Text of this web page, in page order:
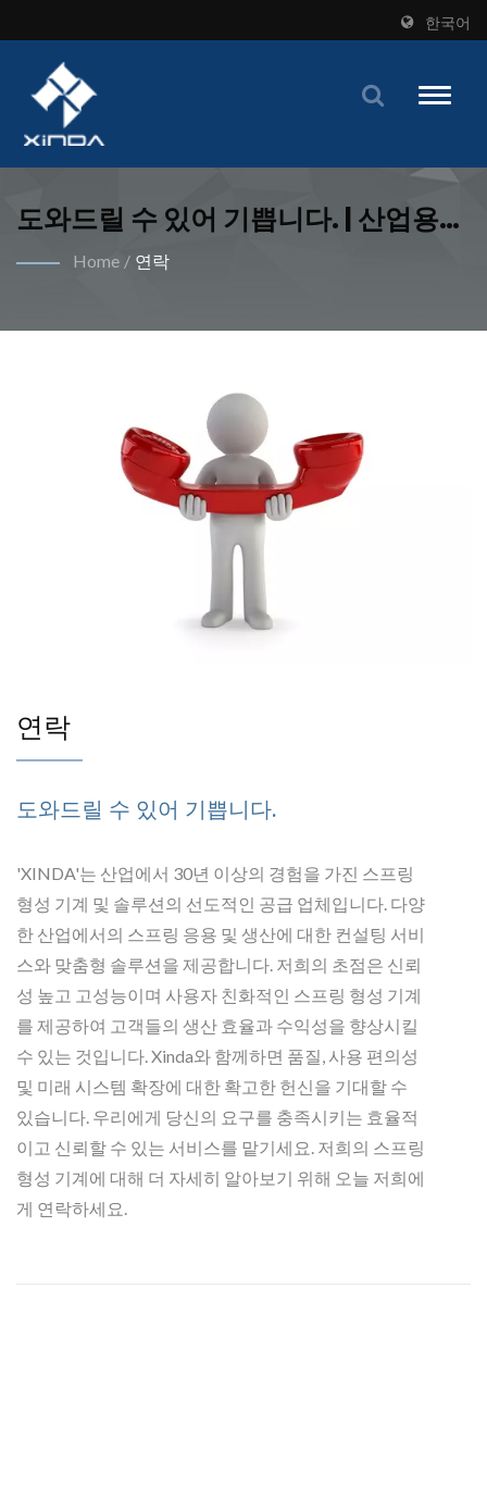
한국어
Toggle
도와드릴 수 있어 기쁩니다. | 산업용
구매자를 위한 캠리스 스프링 형성 기
Home / 연락
연락
도와드릴 수 있어 기쁩니다.
'XINDA'는 산업에서 30년 이상의 경험을 가진 스프링
형성 기계 및 솔루션의 선도적인 공급 업체입니다. 다양
한 산업에서의 스프링 응용 및 생산에 대한 컨설팅 서비
스와 맞춤형 솔루션을 제공합니다. 저희의 초점은 신뢰
성 높고 고성능이며 사용자 친화적인 스프링 형성 기계
를 제공하여 고객들의 생산 효율과 수익성을 향상시킬
수 있는 것입니다. Xinda와 함께하면 품질, 사용 편의성
및 미래 시스템 확장에 대한 확고한 헌신을 기대할 수
있습니다. 우리에게 당신의 요구를 충족시키는 효율적
이고 신뢰할 수 있는 서비스를 맡기세요. 저희의 스프링
형성 기계에 대해 더 자세히 알아보기 위해 오늘 저희에
게 연락하세요.